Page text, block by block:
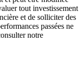
tout investissement
et de solliciter des
passées ne
notre